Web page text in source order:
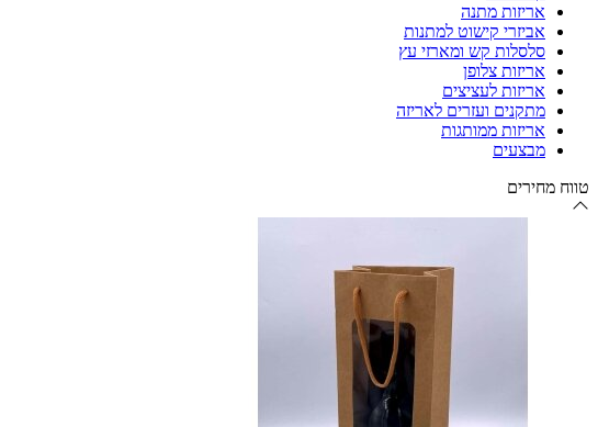
אריזות מתנה
אביזרי קישוט למתנות
סלסלות קש ומארזי עץ
אריזות צלופן
אריזות לעציצים
מתקנים ועזרים לאריזה
אריזות ממותגות
מבצעים
טווח מחירים